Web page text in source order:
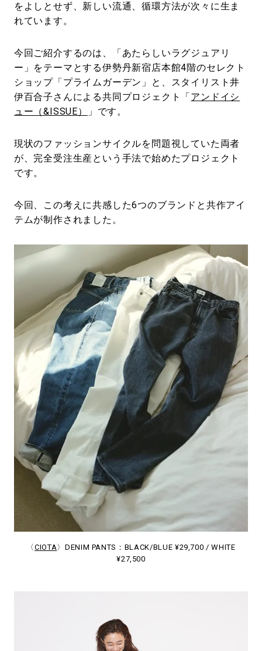
をよしとせず、新しい流通、循環方法が次々に生ま
れています。
今回ご紹介するのは、「あたらしいラグジュアリ
ー」をテーマとする伊勢丹新宿店本館4階のセレクト
ショップ「プライムガーデン」と、スタイリスト井
伊百合子さんによる共同プロジェクト「アンドイシ
ュー（&ISSUE）
」です。
現状のファッションサイクルを問題視していた両者
が、完全受注生産という手法で始めたプロジェクト
です。
今回、この考えに共感した6つのブランドと共作アイ
テムが制作されました。
〈CIOTA 〉DENIM PANTS：BLACK/BLUE ¥29,700 / WHITE
¥27,500